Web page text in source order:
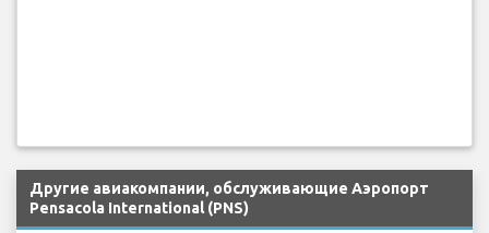
Другие авиакомпании, обслуживающие Аэропорт
Pensacola International (PNS)